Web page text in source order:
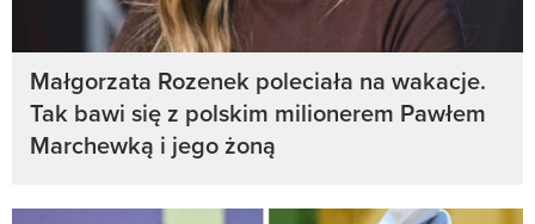
Małgorzata Rozenek poleciała na wakacje.
Tak bawi się z polskim milionerem Pawłem
Marchewką i jego żoną